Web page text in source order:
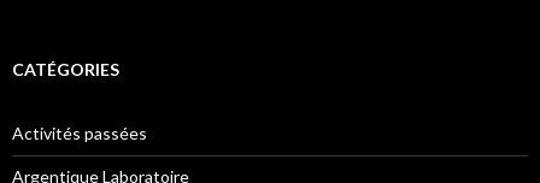
CATÉGORIES
Activités passées
Argentique Laboratoire